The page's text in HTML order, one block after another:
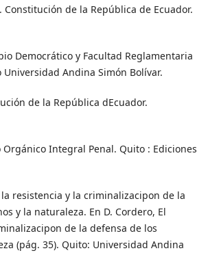
de la República de Ecuador.
Democrático y Facultad Reglamentaria
Andina Simón Bolívar.
de la República dEcuador.
Orgánico Integral Penal. Quito : Ediciones
la resistencia y la criminalizacipon de la
y la naturaleza. En D. Cordero, El
de la defensa de los
(pág. 35). Quito: Universidad Andina